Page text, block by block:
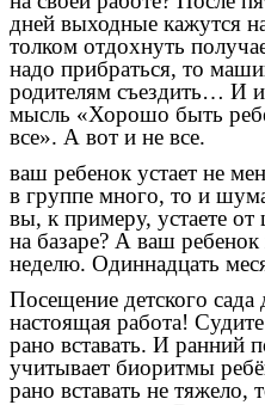
дней выходные кажутся
толком отдохнуть
надо прибраться, то
родителям съездить… И
мысль «Хорошо быть
все». А вот и не все.
ваш ребенок устает не
в группе много, то и
вы, к примеру, устаете
на базаре? А ваш
неделю. Одиннадцать
Посещение детского
настоящая работа!
рано вставать. И ранний
учитывает биоритмы
рано вставать не тяжело,